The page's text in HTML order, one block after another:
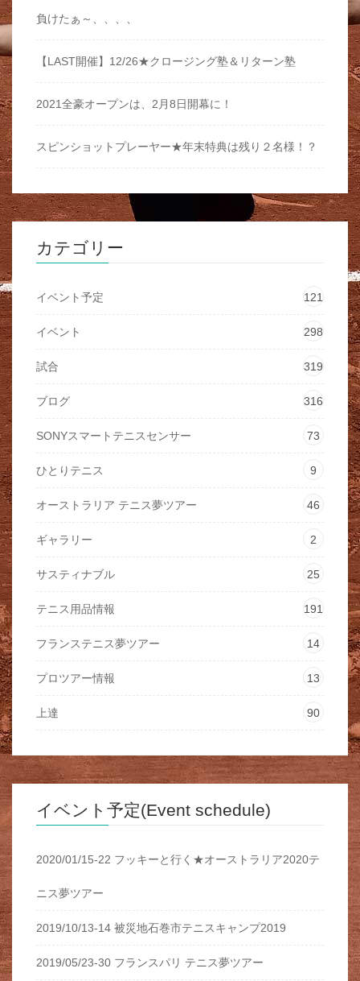
負けたぁ～、、、、
【LAST開催】12/26★クロージング塾＆リターン塾
2021全豪オープンは、2月8日開幕に！
スピンショットプレーヤー★年末特典は残り２名様！？
カテゴリー
イベント予定 121
イベント 298
試合 319
ブログ 316
SONYスマートテニスセンサー 73
ひとりテニス 9
オーストラリア テニス夢ツアー 46
ギャラリー 2
サスティナブル 25
テニス用品情報 191
フランステニス夢ツアー 14
プロツアー情報 13
上達 90
イベント予定(Event schedule)
2020/01/15-22 フッキーと行く★オーストラリア2020テ
ニス夢ツアー
2019/10/13-14 被災地石巻市テニスキャンプ2019
2019/05/23-30 フランスパリ テニス夢ツアー